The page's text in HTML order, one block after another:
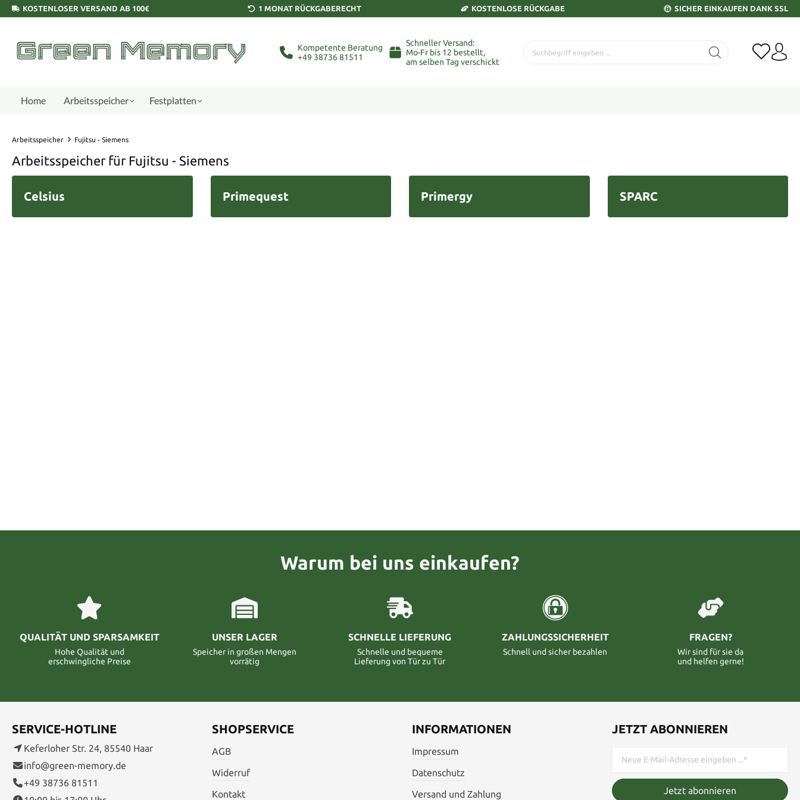
KOSTENLOSER VERSAND AB 100€ 1 MONAT RÜCKGABERECHT KOSTENLOSE RÜCKGABE SICHER EINKAUFEN DANK SSL
Kompetente Beratung
+49 38736 81511
Schneller Versand:
Mo-Fr bis 12 bestellt,
am selben Tag verschickt
Home Arbeitsspeicher Festplatten
Arbeitsspeicher Fujitsu - Siemens
Arbeitsspeicher für Fujitsu - Siemens
Celsius Primequest Primergy SPARC
Warum bei uns einkaufen?
QUALITÄT UND SPARSAMKEIT
Hohe Qualität und
erschwingliche Preise
UNSER LAGER
Speicher in großen Mengen
vorrätig
SCHNELLE LIEFERUNG
Schnelle und bequeme
Lieferung von Tür zu Tür
ZAHLUNGSSICHERHEIT
Schnell und sicher bezahlen
FRAGEN?
Wir sind für sie da
und helfen gerne!
SERVICE-HOTLINE
Keferloher Str. 24, 85540 Haar
info@green-memory.de
+49 38736 81511
SHOPSERVICE
AGB
Widerruf
Kontakt
INFORMATIONEN
Impressum
Datenschutz
Versand und Zahlung
JETZT ABONNIEREN
Jetzt abonnieren